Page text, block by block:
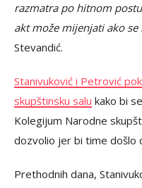
razmatra po hitnom
akt može mijenjati ako se
Stevandić.
Stanivuković i Petrović
skupštinsku salu kako bi
Kolegijum Narodne
dozvolio jer bi time došlo
Prethodnih dana,